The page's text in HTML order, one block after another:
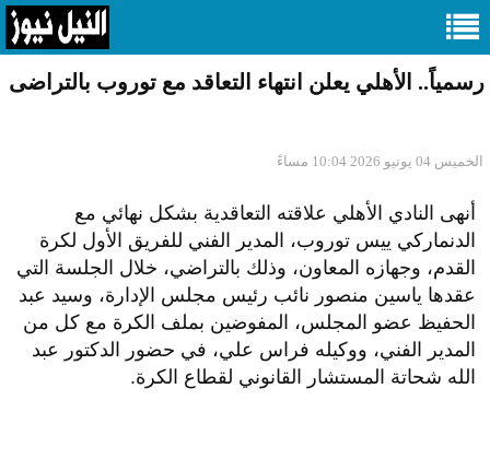
رسمياً.. الأهلي يعلن انتهاء التعاقد مع توروب بالتراضى
الخميس 04 يونيو 2026 10:04 مساءً
أنهى النادي الأهلي علاقته التعاقدية بشكل نهائي مع
الدنماركي ييس توروب، المدير الفني للفريق الأول لكرة
القدم، وجهازه المعاون، وذلك بالتراضي، خلال الجلسة التي
عقدها ياسين منصور نائب رئيس مجلس الإدارة، وسيد عبد
الحفيظ عضو المجلس، المفوضين بملف الكرة مع كل من
المدير الفني، ووكيله فراس علي، في حضور الدكتور عبد
الله شحاتة المستشار القانوني لقطاع الكرة.